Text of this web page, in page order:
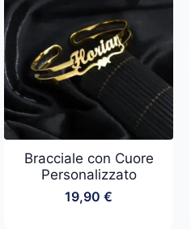
Bracciale con Cuore
Personalizzato
19,90 €